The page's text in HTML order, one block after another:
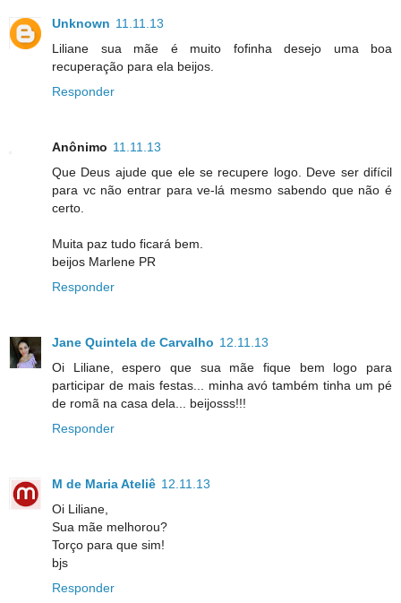
Unknown 11.11.13
Liliane sua mãe é muito fofinha desejo uma boa
recuperação para ela beijos.
Responder
Anônimo 11.11.13
Que Deus ajude que ele se recupere logo. Deve ser difícil
para vc não entrar para ve-lá mesmo sabendo que não é
certo.
Muita paz tudo ficará bem.
beijos Marlene PR
Responder
Jane Quintela de Carvalho 12.11.13
Oi Liliane, espero que sua mãe fique bem logo para
participar de mais festas... minha avó também tinha um pé
de romã na casa dela... beijosss!!!
Responder
M de Maria Ateliê 12.11.13
Oi Liliane,
Sua mãe melhorou?
Torço para que sim!
bjs
Responder